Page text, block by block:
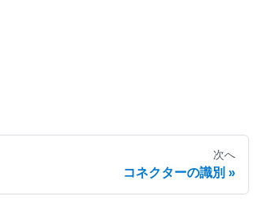
次へ
コネクターの識別